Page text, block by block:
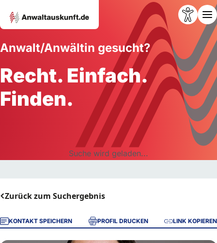
Anwalt/Anwältin gesucht?
Recht. Einfach.
Finden.
Suche wird geladen...
Zurück zum Suchergebnis
KONTAKT SPEICHERN PROFIL DRUCKEN LINK KOPIEREN